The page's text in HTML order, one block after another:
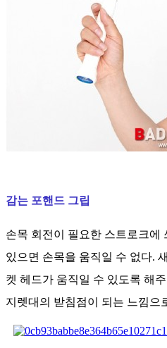
감는 포핸드 그립
손목 회전이 필요한 스트로크에
있으면 손목을 움직일 수 없다.
켓 헤드가 움직일 수 있도록 해
지렛대의 받침점이 되는 느낌으